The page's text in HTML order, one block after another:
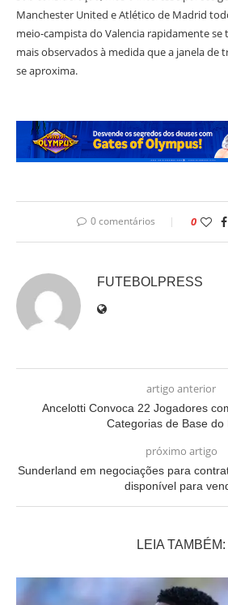
Manchester United e Atlético de Madrid
meio-campista do Valencia rapidamente
mais observados à medida que a janela de
se aproxima.
0 comentários 0
FUTEBOLPRESS
artigo anterior
Ancelotti Convoca 22 Jogadores
Categorias de Base do
próximo artigo
Sunderland em negociações para
disponível para
LEIA TAMBÉM: